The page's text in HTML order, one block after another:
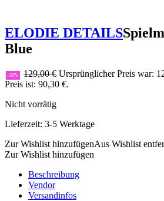
ELODIE DETAILS
Blue
-30% 129,00€ Ursprünglicher Preis war:
Preis ist: 90,30 €.
Nicht vorrätig
Lieferzeit: 3-5 Werktage
Zur Wishlist hinzufügenAus Wishlist
Zur Wishlist hinzufügen
Beschreibung
Vendor
Versandinfos